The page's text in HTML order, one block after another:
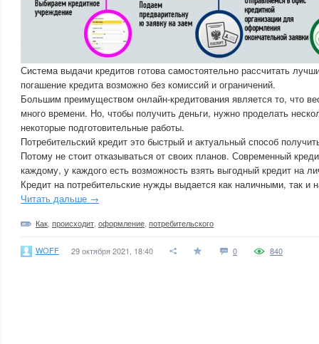
Система выдачи кредитов готова самостоятельно рассчитать
погашение кредита возможно без комиссий и ограничений.
Большим преимуществом онлайн-кредитования является то, что
много времени. Но, чтобы получить деньги, нужно проделать
некоторые подготовительные работы.
Потребительский кредит это быстрый и актуальный способ
Потому не стоит отказываться от своих планов. Современный
каждому, у каждого есть возможность взять выгодный кредит на
Кредит на потребительские нужды выдается как наличными, так и
Читать дальше →
Как происходит оформление потребительского
WOFF 29 октября 2021, 18:40 0 840